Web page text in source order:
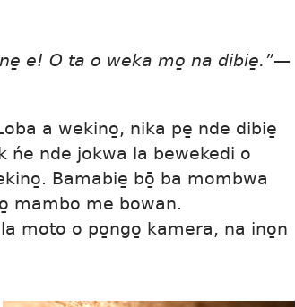
e! O ta o weka mo̱ na dibie̱.”​—
a wekino̱, nika pe̱ nde dibie̱
ńe nde jokwa la bewekedi o
Bamabie̱ bō̱ ba mombwa
mambo me bowan.
moto o po̱ngo̱ kamera, na ino̱n